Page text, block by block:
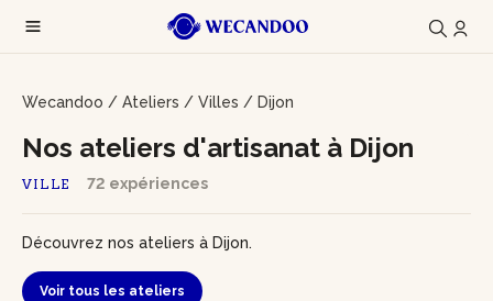
Wecandoo / Ateliers / Villes / Dijon
VILLE 72 expériences
Nos ateliers d'artisanat à Dijon
Découvrez nos ateliers à Dijon.
Voir tous les ateliers